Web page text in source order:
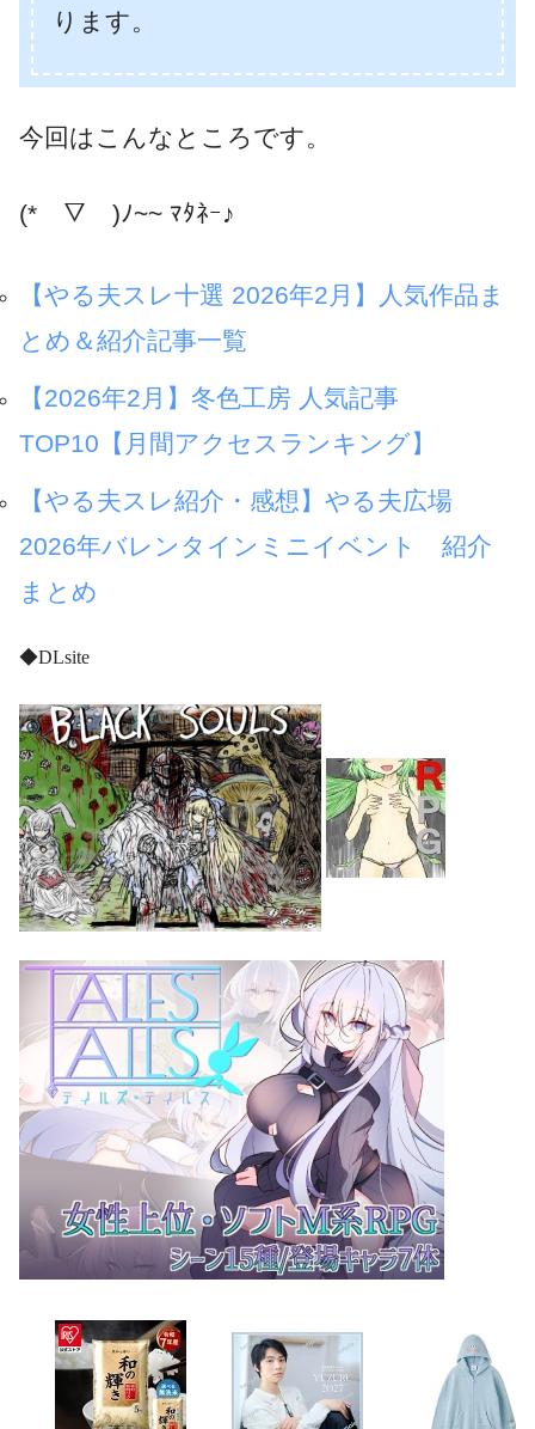
ります。
今回はこんなところです。
(*￣▽￣)ﾉ~~ ﾏﾀﾈｰ♪
【やる夫スレ十選 2026年2月】人気作品ま
とめ＆紹介記事一覧
【2026年2月】冬色工房 人気記事
TOP10【月間アクセスランキング】
【やる夫スレ紹介・感想】やる夫広場
2026年バレンタインミニイベント 紹介
まとめ
◆DLsite